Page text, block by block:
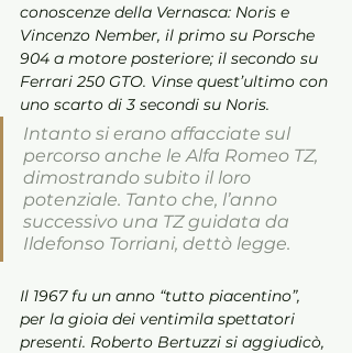
conoscenze della Vernasca: Noris e
Vincenzo Nember, il primo su Porsche
904 a motore posteriore; il secondo su
Ferrari 250 GTO. Vinse quest’ultimo con
uno scarto di 3 secondi su Noris.
Intanto si erano affacciate sul
percorso anche le Alfa Romeo TZ,
dimostrando subito il loro
potenziale. Tanto che, l’anno
successivo una TZ guidata da
Ildefonso Torriani, dettò legge.
Il 1967 fu un anno “tutto piacentino”,
per la gioia dei ventimila spettatori
presenti. Roberto Bertuzzi si aggiudicò,